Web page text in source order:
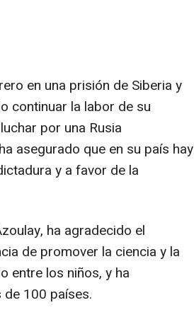
en una prisión de Siberia y
continuar la labor de su
por una Rusia
asegurado que en su país hay
y a favor de la
ha agradecido el
de promover la ciencia y la
entre los niños, y ha
100 países.